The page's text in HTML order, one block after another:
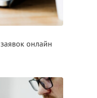
заявок онлайн